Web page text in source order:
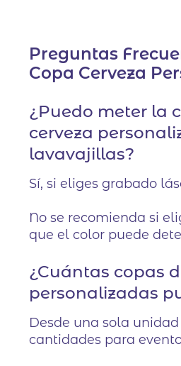
Preguntas
Copa Cerveza
¿Puedo meter la
cerveza
lavavajillas?
Sí, si eliges grabado
No se recomienda si
que el color puede
¿Cuántas copas
personalizadas
Desde una sola
cantidades para